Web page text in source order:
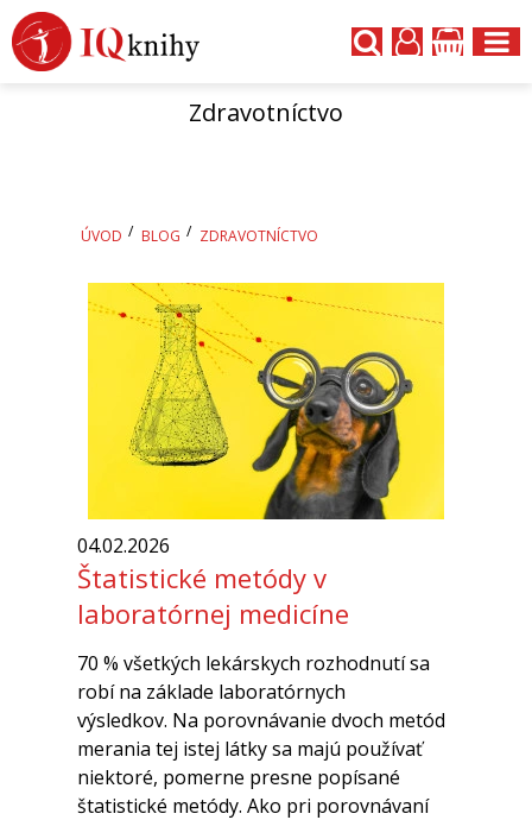
Zdravotníctvo
ÚVOD BLOG ZDRAVOTNÍCTVO
04.02.2026
Štatistické metódy v
laboratórnej medicíne
70 % všetkých lekárskych rozhodnutí sa
robí na základe laboratórnych
výsledkov. Na porovnávanie dvoch metód
merania tej istej látky sa majú používať
niektoré, pomerne presne popísané
štatistické metódy. Ako pri porovnávaní